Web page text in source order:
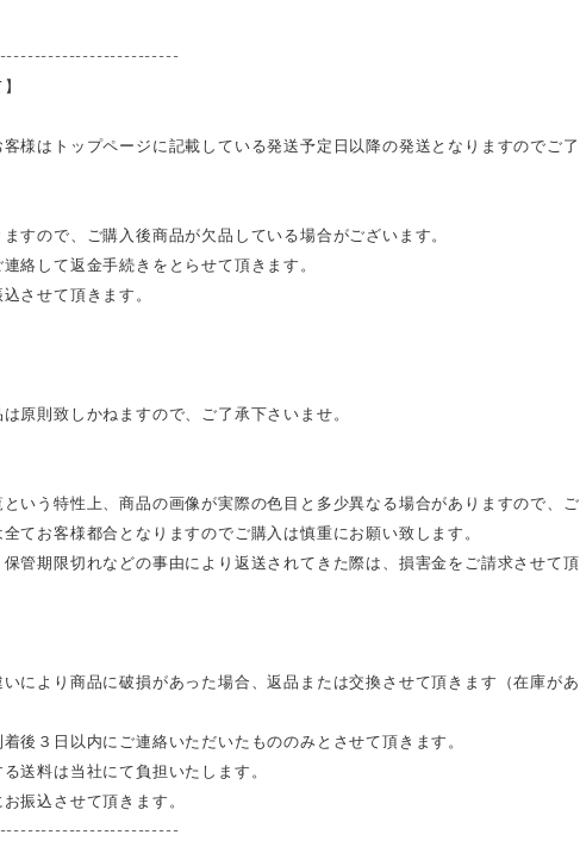
様はトップページに記載している発送予定日以降の発送となりますのでご了
すので、ご購入後商品が欠品している場合がございます。
絡して返金手続きをとらせて頂きます。
させて頂きます。
原則致しかねますので、ご了承下さいませ。
う特性上、商品の画像が実際の色目と多少異なる場合がありますので、ご
てお客様都合となりますのでご購入は慎重にお願い致します。
期限切れなどの事由により返送されてきた際は、損害金をご請求させて頂
より商品に破損があった場合、返品または交換させて頂きます（在庫があ
３日以内にご連絡いただいたもののみとさせて頂きます。
料は当社にて負担いたします。
振込させて頂きます。